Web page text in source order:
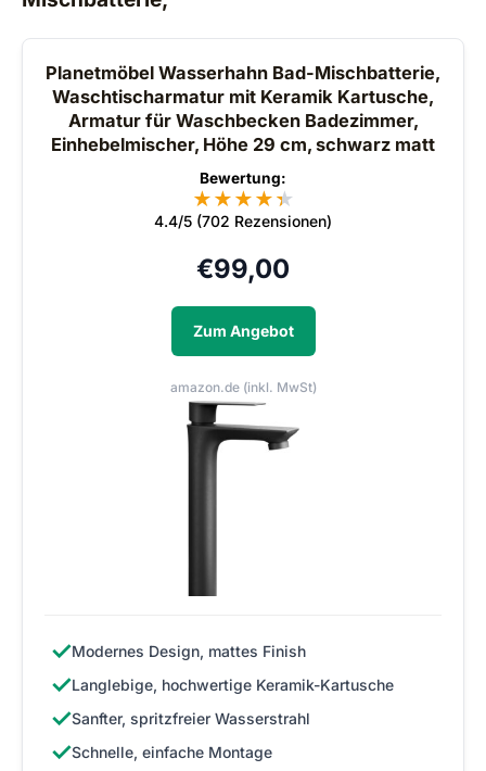
Planetmöbel Wasserhahn Bad-Mischbatterie,
Waschtischarmatur mit Keramik Kartusche,
Armatur für Waschbecken Badezimmer,
Einhebelmischer, Höhe 29 cm, schwarz matt
Bewertung:
★★★★★
★
4.4/5 (702 Rezensionen)
€99,00
Zum Angebot
amazon.de (inkl. MwSt)
✓Modernes Design, mattes Finish
✓Langlebige, hochwertige Keramik-Kartusche
✓Sanfter, spritzfreier Wasserstrahl
✓Schnelle, einfache Montage